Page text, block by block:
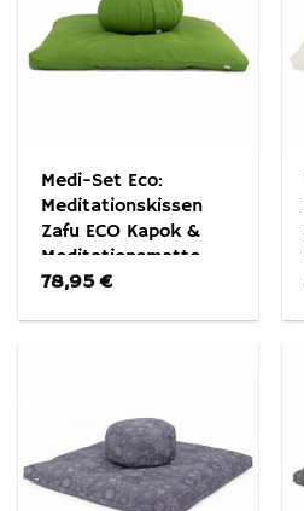
Medi-Set Eco:
Meditationskissen
Zafu ECO Kapok &
Meditationsmatte
Zabuton ECO Olivgrün
78,95€